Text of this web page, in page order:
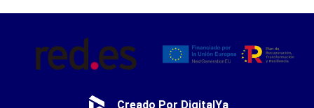
Creado Por DigitalYa